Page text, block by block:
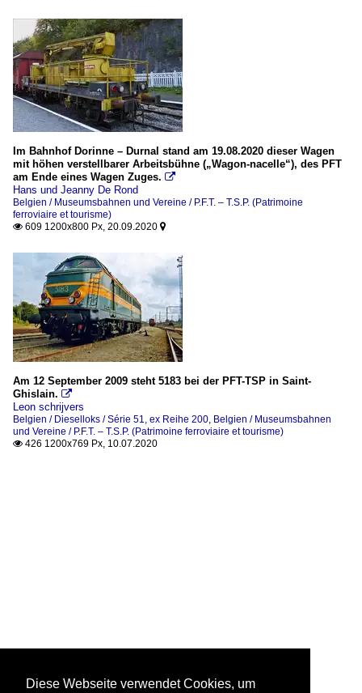
Im Bahnhof Dorinne – Durnal stand am 19.08.2020 dieser Wagen
mit höhen verstellbarer Arbeitsbühne („Wagon-nacelle“), des PFT
am Ende eines Wagen Zuges. 
Hans und Jeanny De Rond
Belgien / Museumsbahnen und Vereine / P.F.T. – T.S.P. (Patrimoine
ferroviaire et tourisme)
 609 1200x800 Px, 20.09.2020 
Am 12 September 2009 steht 5183 bei der PFT-TSP in Saint-
Ghislain. 
Leon schrijvers
Belgien / Dieselloks / Série 51, ex Reihe 200, Belgien / Museumsbahnen
und Vereine / P.F.T. – T.S.P. (Patrimoine ferroviaire et tourisme)
 426 1200x769 Px, 10.07.2020
Diese Webseite verwendet Cookies, um